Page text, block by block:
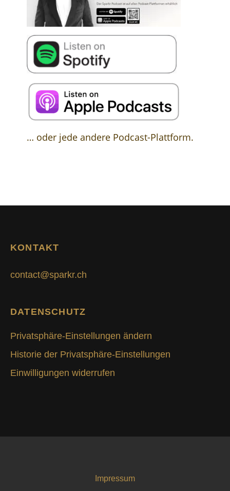
… oder jede andere Podcast-Plattform.
KONTAKT
contact@sparkr.ch
DATENSCHUTZ
Privatsphäre-Einstellungen ändern
Historie der Privatsphäre-Einstellungen
Einwilligungen widerrufen
Impressum